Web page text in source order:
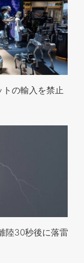
の輸入を禁止
陸30秒後に落雷